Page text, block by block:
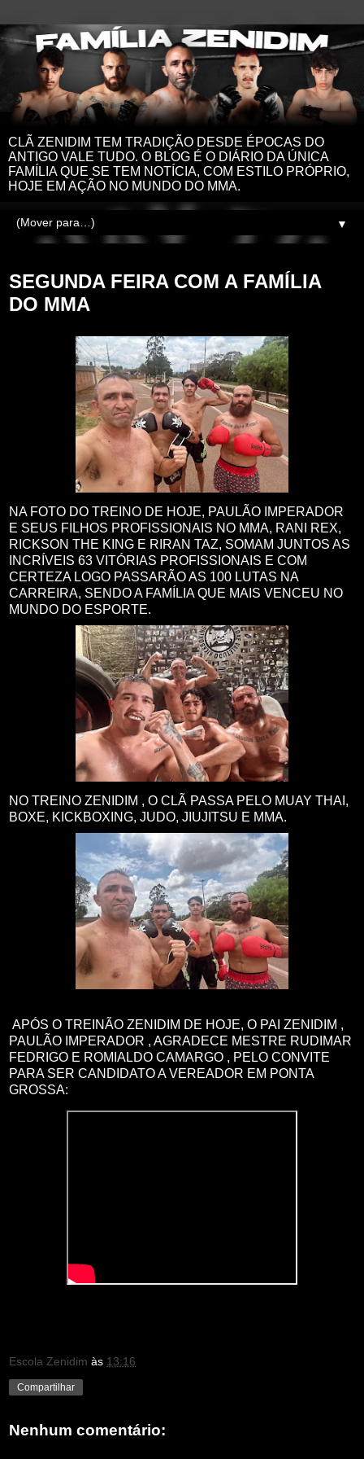
CLÃ ZENIDIM TEM TRADIÇÃO DESDE ÉPOCAS DO
ANTIGO VALE TUDO. O BLOG É O DIÁRIO DA ÚNICA
FAMÍLIA QUE SE TEM NOTÍCIA, COM ESTILO PRÓPRIO,
HOJE EM AÇÃO NO MUNDO DO MMA.
▼
SEGUNDA FEIRA COM A FAMÍLIA
DO MMA
NA FOTO DO TREINO DE HOJE, PAULÃO IMPERADOR
E SEUS FILHOS PROFISSIONAIS NO MMA, RANI REX,
RICKSON THE KING E RIRAN TAZ, SOMAM JUNTOS AS
INCRÍVEIS 63 VITÓRIAS PROFISSIONAIS E COM
CERTEZA LOGO PASSARÃO AS 100 LUTAS NA
CARREIRA, SENDO A FAMÍLIA QUE MAIS VENCEU NO
MUNDO DO ESPORTE.
NO TREINO ZENIDIM , O CLÃ PASSA PELO MUAY THAI,
BOXE, KICKBOXING, JUDO, JIUJITSU E MMA.
APÓS O TREINÃO ZENIDIM DE HOJE, O PAI ZENIDIM ,
PAULÃO IMPERADOR , AGRADECE MESTRE RUDIMAR
FEDRIGO E ROMIALDO CAMARGO , PELO CONVITE
PARA SER CANDIDATO A VEREADOR EM PONTA
GROSSA:
Escola Zenidim às 13:16
Compartilhar
Nenhum comentário: